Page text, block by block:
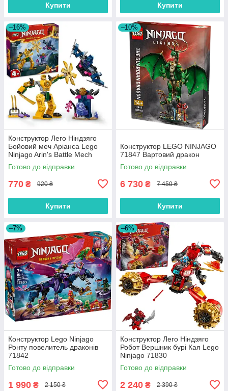
Купити Купити
–16%
Конструктор Лего Ніндзяго
Бойовий меч Аріанса Lego
Ninjago Arin's Battle Mech
71804
Готово до відправки
770 ₴ 920 ₴
Купити
–10%
Конструктор LEGO NINJAGO
71847 Вартовий дракон
Готово до відправки
6 730 ₴ 7 450 ₴
Купити
–7%
Конструктор Lego Ninjago
Ронту повелитель драконів
71842
Готово до відправки
1 990 ₴ 2 150 ₴
–6%
Конструктор Лего Ніндзяго
Робот Вершник бурі Кая Lego
Ninjago 71830
Готово до відправки
2 240 ₴ 2 390 ₴